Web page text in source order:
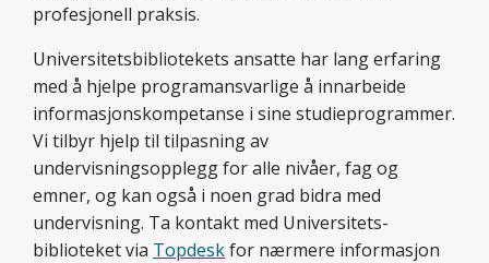
profesjonell praksis.
Universitets­bibliotekets ansatte har lang erfaring
med å hjelpe program­ansvarlige å innarbeide
informasjons­kompetanse i sine studieprogrammer.
Vi tilbyr hjelp til tilpasning av
undervisningsopplegg for alle nivåer, fag og
emner, og kan også i noen grad bidra med
undervisning. Ta kontakt med Universitets­
biblioteket via Topdeskfor nærmere informasjon